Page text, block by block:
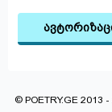
© POETRY.GE 2013